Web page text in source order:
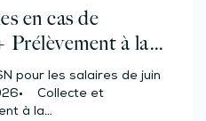
en cas de
Prélèvement à la
et assimilés
50 salariés)
pour les salaires de juin
Collecte et
à la…